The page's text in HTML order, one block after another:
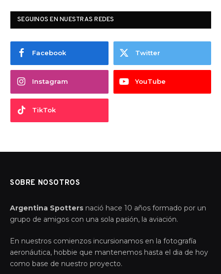
SEGUINOS EN NUESTRAS REDES
Facebook Twitter
Instagram YouTube
TikTok
SOBRE NOSOTROS
Argentina Spotters nació hace 10 años formado por un
grupo de amigos con una sola pasión, la aviación.
En nuestros comienzos incursionamos en la fotografía
aeronáutica, hobbie que mantenemos hasta el dia de hoy
como base de nuestro proyecto.